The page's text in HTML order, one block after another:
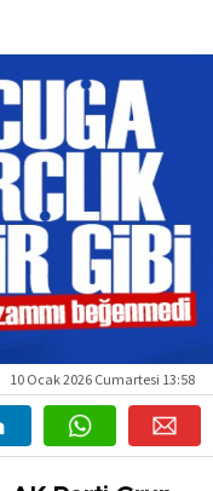
10 Ocak 2026 Cumartesi 13:58